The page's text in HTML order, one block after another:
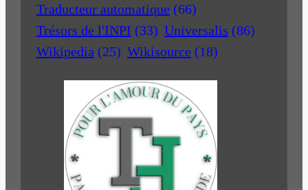
Traducteur automatique (66)
Trésors de l'INPI (33) Universalis (86)
Wikipedia (25) Wikisource (18)